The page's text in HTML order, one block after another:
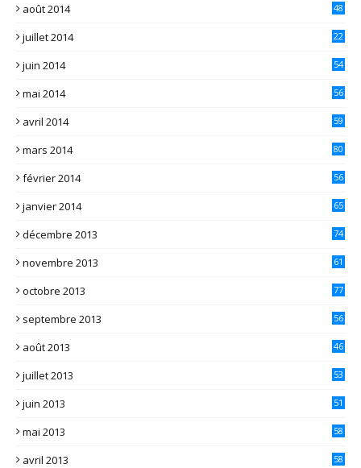
août 2014 48
juillet 2014 22
juin 2014 54
mai 2014 56
avril 2014 59
mars 2014 80
février 2014 56
janvier 2014 65
décembre 2013 74
novembre 2013 61
octobre 2013 77
septembre 2013 56
août 2013 46
juillet 2013 53
juin 2013 51
mai 2013 58
avril 2013 58